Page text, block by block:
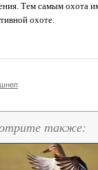
Тем самым охота
охоте.
также: